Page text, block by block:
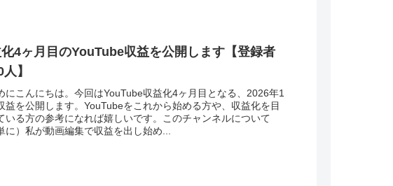
4ヶ月目のYouTube収益を公開します【登録者
】
にこんにちは。今回はYouTube収益化4ヶ月目となる、2026年1
益を公開します。YouTubeをこれから始める方や、収益化を目
いる方の参考になれば嬉しいです。このチャンネルについて
に）私が動画編集で収益を出し始め...